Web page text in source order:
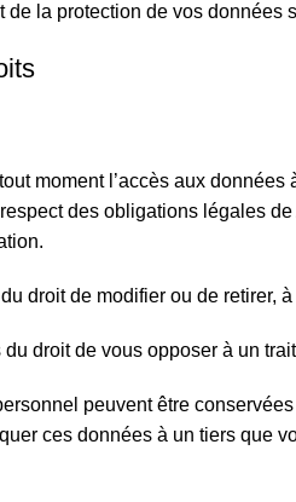
de la protection de vos données
moment l’accès aux
des obligations légales
droit de modifier ou de retirer,
droit de vous opposer à un
peuvent être
ces données à un tiers que